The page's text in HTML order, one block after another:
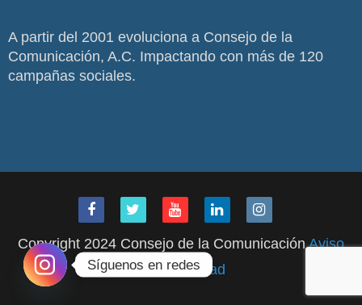
A partir del 2001 evoluciona a Consejo de la
Comunicación, A.C. Impactando con más de 120
campañas sociales.
Copyright 2024 Consejo de la ComunicaciónAviso
de Privacidad
Síguenos en redes